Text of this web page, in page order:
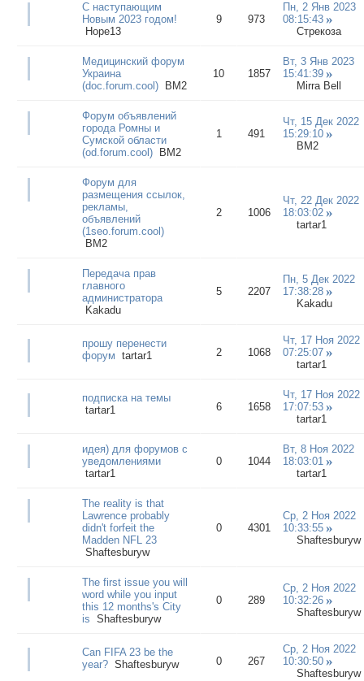
С наступающим
Новым 2023 годом!
Hope13
9 973
Пн, 2 Янв 2023
08:15:43
Стрекоза
Медицинский форум
Украина
(doc.forum.cool)
BM2
10 1857
Вт, 3 Янв 2023
15:41:39
Mirra Bell
Форум объявлений
города Ромны и
Сумской области
(od.forum.cool)
BM2
1 491
Чт, 15 Дек 2022
15:29:10
BM2
Форум для
размещения ссылок,
рекламы,
объявлений
(1seo.forum.cool)
BM2
2 1006
Чт, 22 Дек 2022
18:03:02
tartar1
Передача прав
главного
администратора
Kakadu
5 2207
Пн, 5 Дек 2022
17:38:28
Kakadu
прошу перенести
форум tartar1 2 1068
Чт, 17 Ноя 2022
07:25:07
tartar1
подписка на темы
tartar1
6 1658
Чт, 17 Ноя 2022
17:07:53
tartar1
идея) для форумов с
уведомлениями
tartar1
0 1044
Вт, 8 Ноя 2022
18:03:01
tartar1
The reality is that
Lawrence probably
didn't forfeit the
Madden NFL 23
Shaftesburyw
0 4301
Ср, 2 Ноя 2022
10:33:55
Shaftesburyw
The first issue you will
word while you input
this 12 months's City
is Shaftesburyw
0 289
Ср, 2 Ноя 2022
10:32:26
Shaftesburyw
Can FIFA 23 be the
year? Shaftesburyw 0 267
Ср, 2 Ноя 2022
10:30:50
Shaftesburyw